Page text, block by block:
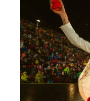
FILM
MUSIC BOX